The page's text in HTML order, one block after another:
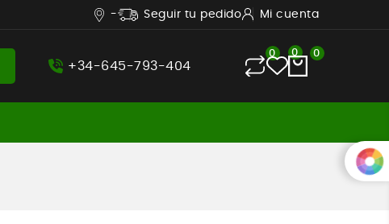
- Seguir tu pedido Mi cuenta
+34-645-793-404
0 0 0